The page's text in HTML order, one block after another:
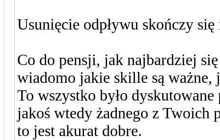
Usunięcie odpływu skończy
Co do pensji, jak najbardziej
wiadomo jakie skille są
To wszystko było
jakoś wtedy żadnego z Twoich
to jest akurat dobre.